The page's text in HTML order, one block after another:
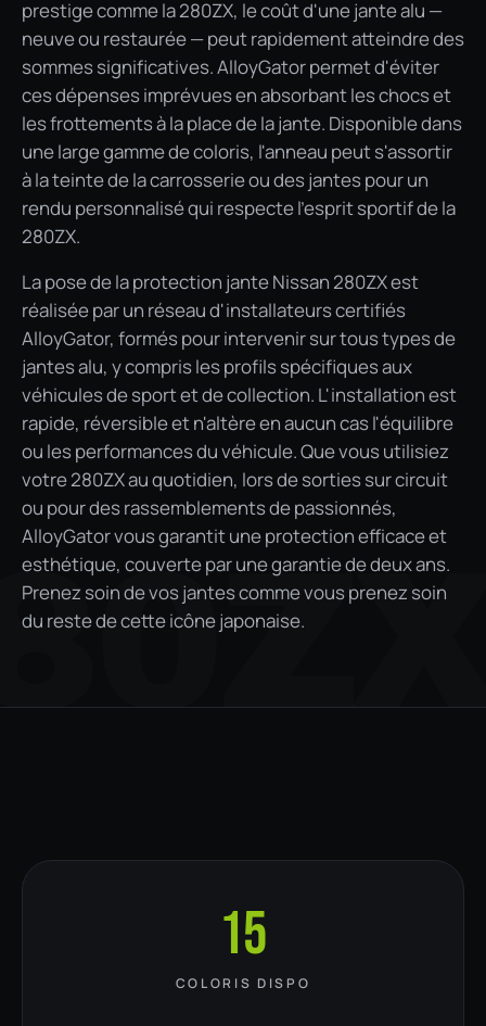
prestige comme la 280ZX, le coût d'une jante alu —
neuve ou restaurée — peut rapidement atteindre des
sommes significatives. AlloyGator permet d'éviter
ces dépenses imprévues en absorbant les chocs et
les frottements à la place de la jante. Disponible dans
une large gamme de coloris, l'anneau peut s'assortir
à la teinte de la carrosserie ou des jantes pour un
rendu personnalisé qui respecte l'esprit sportif de la
280ZX.
La pose de la protection jante Nissan 280ZX est
réalisée par un réseau d'installateurs certifiés
AlloyGator, formés pour intervenir sur tous types de
jantes alu, y compris les profils spécifiques aux
véhicules de sport et de collection. L'installation est
rapide, réversible et n'altère en aucun cas l'équilibre
ou les performances du véhicule. Que vous utilisiez
votre 280ZX au quotidien, lors de sorties sur circuit
ou pour des rassemblements de passionnés,
AlloyGator vous garantit une protection efficace et
esthétique, couverte par une garantie de deux ans.
Prenez soin de vos jantes comme vous prenez soin
du reste de cette icône japonaise.
15
COLORIS DISPO